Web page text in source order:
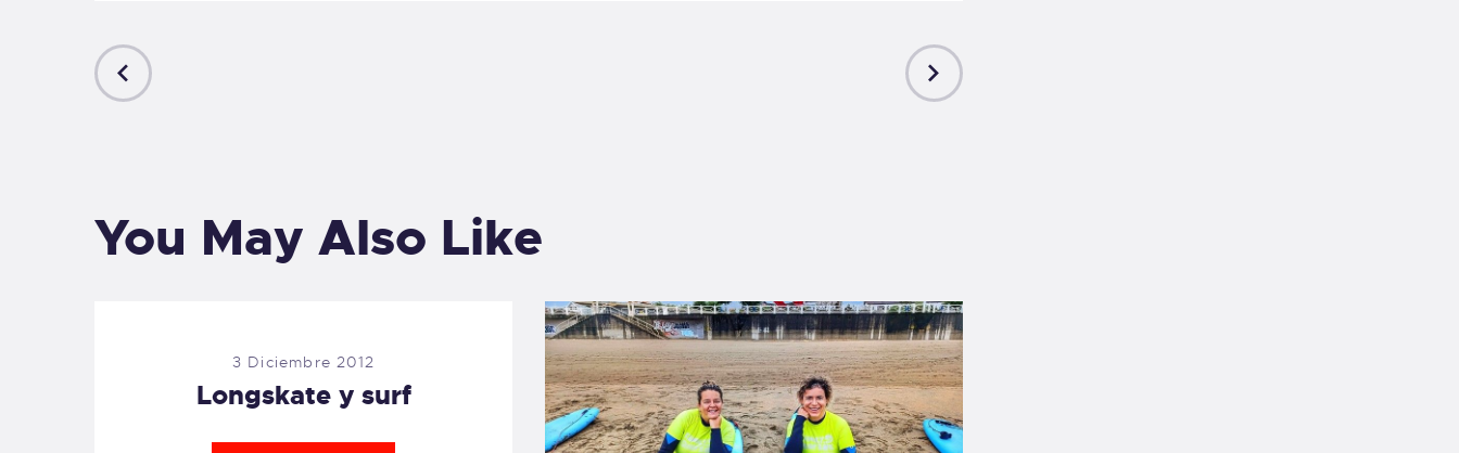
You May Also Like
3 Diciembre 2012
Longskate y surf